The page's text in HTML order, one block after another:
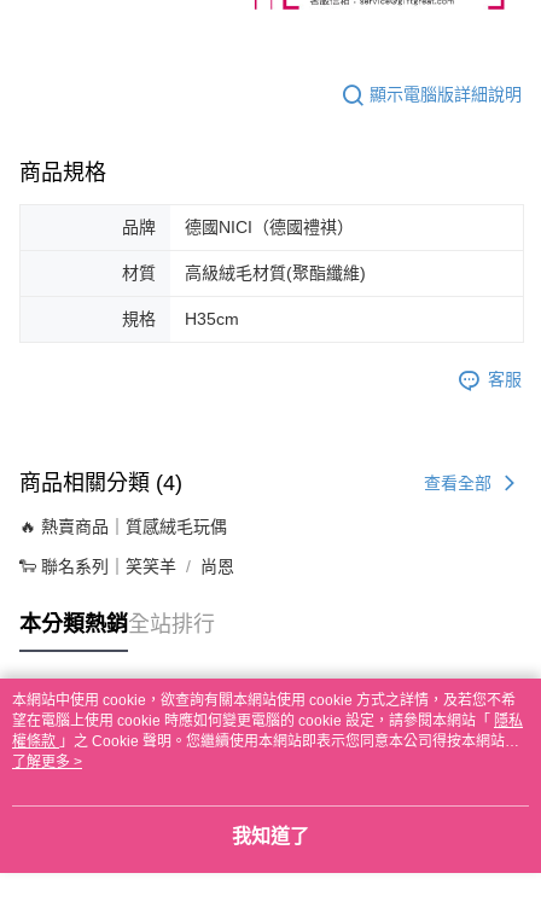
顯示電腦版詳細說明
商品規格
品牌 德國NICI（德國禮祺）
材質 高級絨毛材質(聚酯纖維)
規格 H35cm
客服
商品相關分類 (4) 查看全部
🔥 熱賣商品｜質感絨毛玩偶
🐑 聯名系列｜笑笑羊 尚恩
本分類熱銷全站排行
熱門標籤
本網站中使用 cookie，欲查詢有關本網站使用 cookie 方式之詳情，及若您不希
望在電腦上使用 cookie 時應如何變更電腦的 cookie 設定，請參閱本網站「 隱私
權條款 」之 Cookie 聲明。您繼續使用本網站即表示您同意本公司得按本網站使
用條款之 Cookie 聲明使用 cookie。
了解更多 >
我知道了